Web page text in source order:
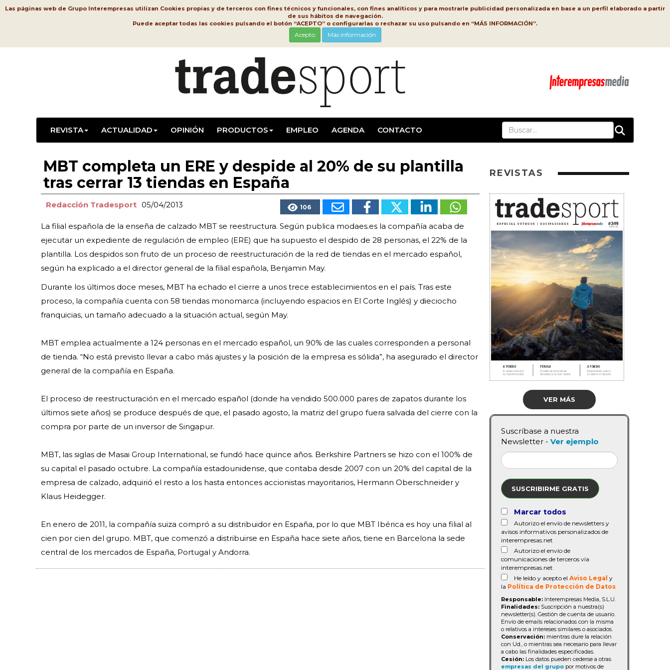
Las páginas web de Grupo Interempresas utilizan Cookies propias y de terceros con fines técnicos y funcionales, con fines analíticos y para mostrarle publicidad personalizada en base a un perfil elaborado a partir
de sus hábitos de navegación.
Puede aceptar todas las cookies pulsando el botón “ACEPTO” o configurarlas o rechazar su uso pulsando en “MÁS INFORMACIÓN”.
Acepto Más información
REVISTA ACTUALIDAD OPINIÓN PRODUCTOS EMPLEO AGENDA CONTACTO
MBT completa un ERE y despide al 20% de su plantilla
tras cerrar 13 tiendas en España
Redacción Tradesport 05/04/2013 106
La filial española de la enseña de calzado MBT se reestructura. Según publica modaes.es la compañía acaba de
ejecutar un expediente de regulación de empleo (ERE) que ha supuesto el despido de 28 personas, el 22% de la
plantilla. Los despidos son fruto de un proceso de reestructuración de la red de tiendas en el mercado español,
según ha explicado a el director general de la filial española, Benjamin May.
Durante los últimos doce meses, MBT ha echado el cierre a unos trece establecimientos en el país. Tras este
proceso, la compañía cuenta con 58 tiendas monomarca (incluyendo espacios en El Corte Inglés) y dieciocho
franquicias, un tamaño adecuado a la situación actual, según May.
MBT emplea actualmente a 124 personas en el mercado español, un 90% de las cuales corresponden a personal
de tienda. “No está previsto llevar a cabo más ajustes y la posición de la empresa es sólida”, ha asegurado el director
general de la compañía en España.
El proceso de reestructuración en el mercado español (donde ha vendido 500.000 pares de zapatos durante los
últimos siete años) se produce después de que, el pasado agosto, la matriz del grupo fuera salvada del cierre con la
compra por parte de un inversor de Singapur.
MBT, las siglas de Masai Group International, se fundó hace quince años. Berkshire Partners se hizo con el 100% de
su capital el pasado octubre. La compañía estadounidense, que contaba desde 2007 con un 20% del capital de la
empresa de calzado, adquirió el resto a los hasta entonces accionistas mayoritarios, Hermann Oberschneider y
Klaus Heidegger.
En enero de 2011, la compañía suiza compró a su distribuidor en España, por lo que MBT Ibérica es hoy una filial al
cien por cien del grupo. MBT, que comenzó a distribuirse en España hace siete años, tiene en Barcelona la sede
central de los mercados de España, Portugal y Andorra.
REVISTAS
VER MÁS
Suscríbase a nuestra
Newsletter - Ver ejemplo
SUSCRIBIRME GRATIS
Marcar todos
Autorizo el envío de newsletters y
avisos informativos personalizados de
interempresas.net
Autorizo el envío de
comunicaciones de terceros vía
interempresas.net
He leído y acepto el Aviso Legal y
la Política de Protección de Datos
Responsable: Interempresas Media, S.L.U.
Finalidades: Suscripción a nuestra(s)
newsletter(s). Gestión de cuenta de usuario.
Envío de emails relacionados con la misma
o relativos a intereses similares o asociados.
Conservación: mientras dure la relación
con Ud., o mientras sea necesario para llevar
a cabo las finalidades especificadas.
Cesión: Los datos pueden cederse a otras
empresas del grupo por motivos de